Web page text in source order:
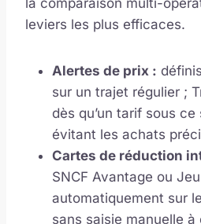
la comparaison multi-
leviers les plus efficaces.
Alertes de prix :
sur un trajet régulier ;
dès qu’un tarif sous
évitant les achats
Cartes de réduction
SNCF Avantage ou
automatiquement sur
sans saisie manuelle